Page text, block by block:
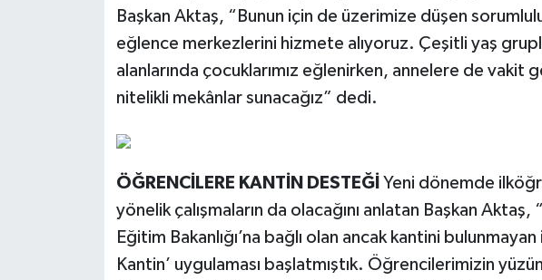
Başkan Aktaş, “Bunun için de üzerimize düşen
eğlence merkezlerini hizmete alıyoruz. Çeşitli yaş
alanlarında çocuklarımız eğlenirken, annelere de
nitelikli mekânlar sunacağız” dedi.
ÖĞRENCİLERE KANTİN DESTEĞİ Yeni dönemde
yönelik çalışmaların da olacağını anlatan Başkan
Eğitim Bakanlığı’na bağlı olan ancak kantini
Kantin’ uygulaması başlatmıştık. Öğrencilerimizin